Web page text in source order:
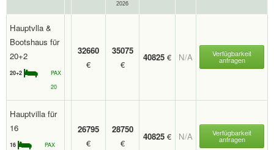
2026
Hauptvlla &
Bootshaus für
20+2
20+2
PAX
20
32660
€
35075
€
40825 € N/A Verfügbarkeit
anfragen
Hauptvilla für
16
16
PAX
26795
€
28750
€
40825 € N/A Verfügbarkeit
anfragen